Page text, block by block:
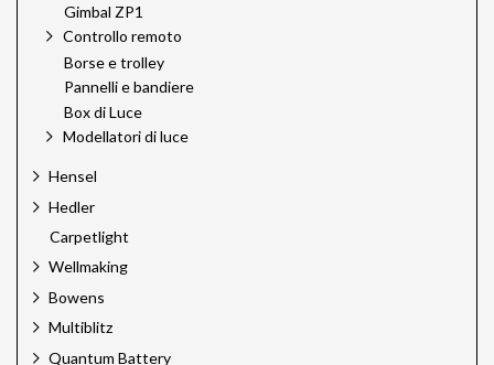
Gimbal ZP1
Controllo remoto
Borse e trolley
Pannelli e bandiere
Box di Luce
Modellatori di luce
Hensel
Hedler
Carpetlight
Wellmaking
Bowens
Multiblitz
Quantum Battery